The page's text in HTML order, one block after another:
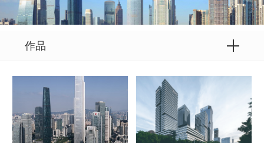
作品